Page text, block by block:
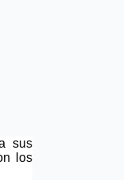
sus
los